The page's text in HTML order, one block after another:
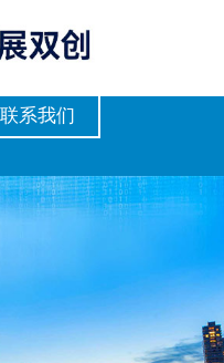
联系我们